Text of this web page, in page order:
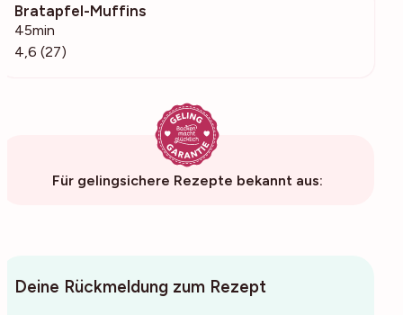
Bratapfel-Muffins
45min
4,6 (27)
Für gelingsichere Rezepte bekannt aus:
Deine Rückmeldung zum Rezept